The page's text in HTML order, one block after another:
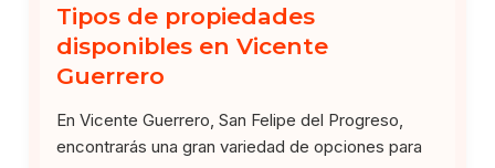
Tipos de propiedades
disponibles en Vicente
Guerrero
En Vicente Guerrero, San Felipe del Progreso,
encontrarás una gran variedad de opciones para